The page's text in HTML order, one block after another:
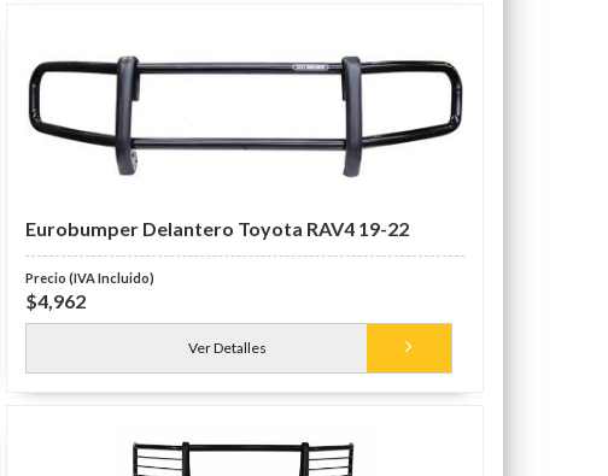
Eurobumper Delantero Toyota RAV4 19-22
$4,962
Ver Detalles